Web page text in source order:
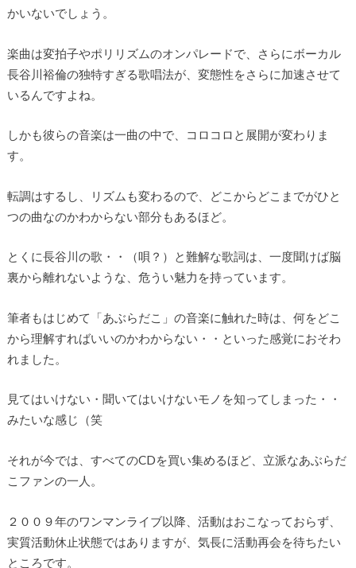
かいないでしょう。
楽曲は変拍子やポリリズムのオンパレードで、さらにボーカル
長谷川裕倫の独特すぎる歌唱法が、変態性をさらに加速させて
いるんですよね。
しかも彼らの音楽は一曲の中で、コロコロと展開が変わりま
す。
転調はするし、リズムも変わるので、どこからどこまでがひと
つの曲なのかわからない部分もあるほど。
とくに長谷川の歌・・（唄？）と難解な歌詞は、一度聞けば脳
裏から離れないような、危うい魅力を持っています。
筆者もはじめて「あぶらだこ」の音楽に触れた時は、何をどこ
から理解すればいいのかわからない・・といった感覚におそわ
れました。
見てはいけない・聞いてはいけないモノを知ってしまった・・
みたいな感じ（笑
それが今では、すべてのCDを買い集めるほど、立派なあぶらだ
こファンの一人。
２００９年のワンマンライブ以降、活動はおこなっておらず、
実質活動休止状態ではありますが、気長に活動再会を待ちたい
ところです。